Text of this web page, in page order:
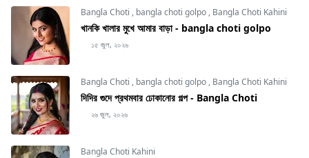
Bangla Choti , bangla choti golpo , Bangla Choti Kahini
খানকি খালার মুখে আমার বাড়া - bangla choti golpo
১৫ জুল, ২০২৬
Bangla Choti , bangla choti golpo , Bangla Choti Kahini
দিদির গুদে প্রথমবার ঢোকানোর গল্প - Bangla Choti
২৬ জুল, ২০২৬
Bangla Choti Kahini